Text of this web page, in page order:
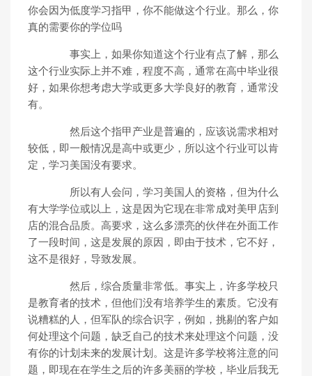
你会因为低度学习指甲，你不能做这个行业。那么，你
真的需要你的学位吗
事实上，如果你知道这个行业有点了解，那么
这个行业实际上并不难，程度不高，通常在高中毕业很
好，如果你想考虑大学或更多大学良好的教育，通常没
有。
然后这个指甲产业是普遍的，应该说需求相对
较低，即一般情况是高中或更少，所以这个行业可以肯
定，学习美国没有要求。
所以有人会问，学习美国人的资格，但为什么
有大学学位或以上，这是因为它现在非常成对美甲店到
店的混合品质。高要求，这么多漂亮的伙伴在外面工作
了一段时间，这是发展的原因，即由于技术，它不好，
这不是很好，导致发展。
然后，综合质量非常低。事实上，许多学校只
是教育者的技术，但他们没有培养学生的素质。它没有
说糟糕的人，但军队的综合识字，例如，挑剔的客户如
何处理这个问题，缺乏自己的技术来处理这个问题，没
有你的计划未来的发展计划。这是许多学校将注意的问
题，即现在在学生之后的许多美丽的学校，毕业后我无